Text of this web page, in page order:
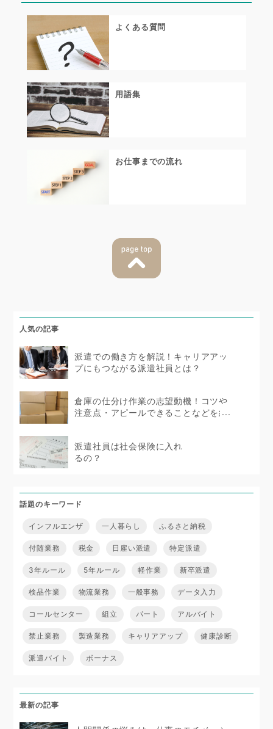
よくある質問
用語集
お仕事までの流れ
人気の記事
派遣での働き方を解説！キャリアアッ
プにもつながる派遣社員とは？
倉庫の仕分け作業の志望動機！コツや
注意点・アピールできることなどを紹
派遣社員は社会保険に入れ
るの？
話題のキーワード
インフルエンザ 一人暮らし ふるさと納税
付随業務 税金 日雇い派遣 特定派遣
3年ルール 5年ルール 軽作業 新卒派遣
検品作業 物流業務 一般事務 データ入力
コールセンター 組立 パート アルバイト
禁止業務 製造業務 キャリアアップ 健康診断
派遣バイト ボーナス
最新の記事